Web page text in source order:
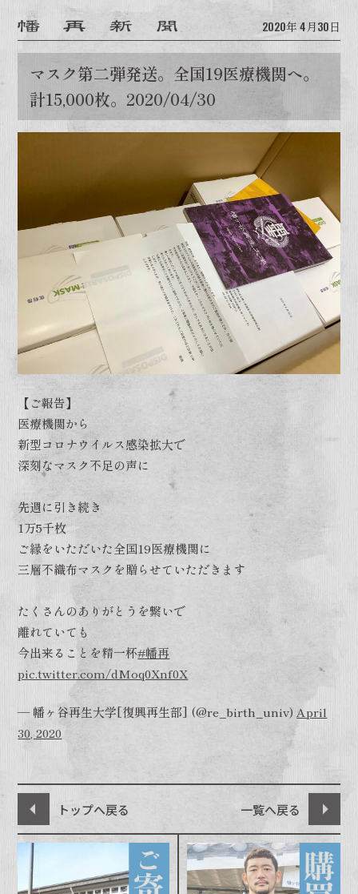
2020年4月30日
マスク第二弾発送。全国19医療機関へ。
計15,000枚。2020/04/30
【ご報告】
医療機関から
新型コロナウイルス感染拡大で
深刻なマスク不足の声に
先週に引き続き
1万5千枚
ご縁をいただいた全国19医療機関に
三層不織布マスクを贈らせていただきます
たくさんのありがとうを繋いで
離れていても
今出来ることを精一杯#幡再
pic.twitter.com/dMoq0Xnf0X
— 幡ヶ谷再生大学[復興再生部] (@re_birth_univ)April
30, 2020
トップへ戻る 一覧へ戻る